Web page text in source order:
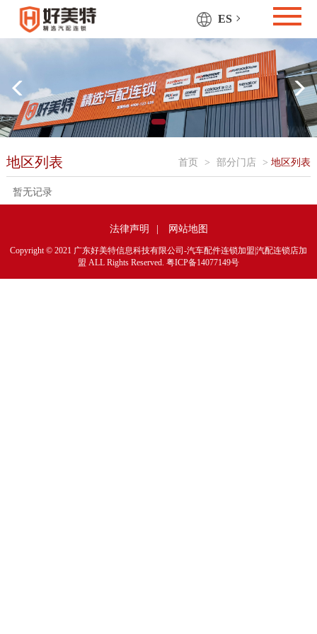
ES
首页 > 部分门店 >地区列表
地区列表
暂无记录
法律声明 网站地图
Copyright © 2021 广东好美特信息科技有限公司-汽车配件连锁加盟|汽配连锁店加
盟 ALL Rights Reserved. 粤ICP备14077149号